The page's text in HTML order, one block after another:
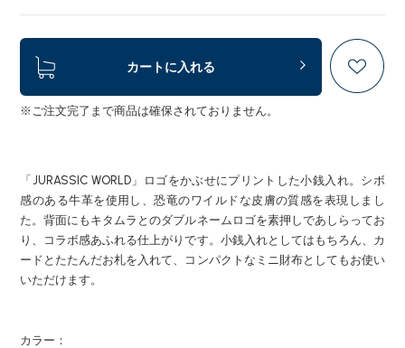
カートに入れる
※ご注文完了まで商品は確保されておりません。
「JURASSIC WORLD」ロゴをかぶせにプリントした小銭入れ。シボ
感のある牛革を使用し、恐竜のワイルドな皮膚の質感を表現しまし
た。背面にもキタムラとのダブルネームロゴを素押しであしらってお
り、コラボ感あふれる仕上がりです。小銭入れとしてはもちろん、カ
ードとたたんだお札を入れて、コンパクトなミニ財布としてもお使い
いただけます。
カラー：